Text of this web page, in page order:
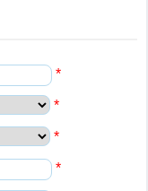
*
*
*
*